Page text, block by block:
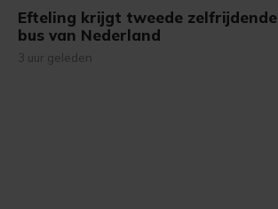
Efteling krijgt tweede zelfrijdende
bus van Nederland
3 uur geleden